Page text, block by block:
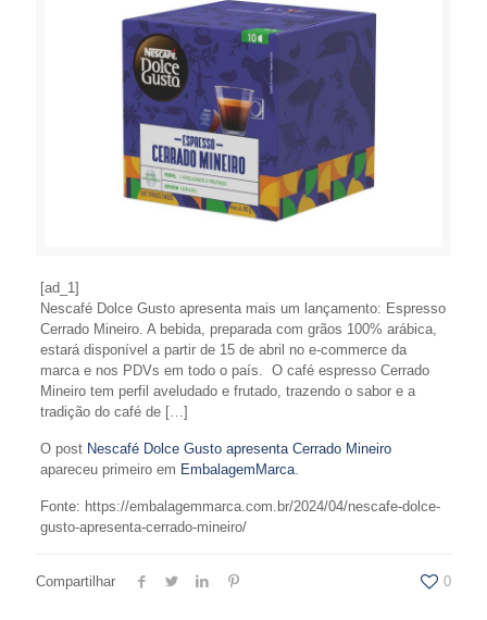
[ad_1]
Nescafé Dolce Gusto apresenta mais um lançamento: Espresso
Cerrado Mineiro. A bebida, preparada com grãos 100% arábica,
estará disponível a partir de 15 de abril no e-commerce da
marca e nos PDVs em todo o país. O café espresso Cerrado
Mineiro tem perfil aveludado e frutado, trazendo o sabor e a
tradição do café de […]
O post Nescafé Dolce Gusto apresenta Cerrado Mineiro
apareceu primeiro em EmbalagemMarca.
Fonte: https://embalagemmarca.com.br/2024/04/nescafe-dolce-
gusto-apresenta-cerrado-mineiro/
Compartilhar 0